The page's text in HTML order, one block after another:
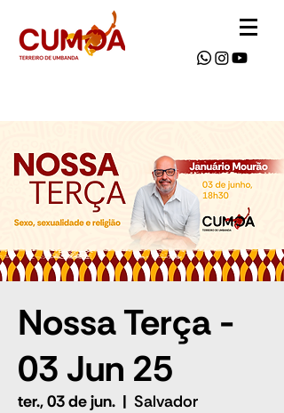
Nossa Terça -
03 Jun 25
ter., 03 de jun.
  |
Salvador